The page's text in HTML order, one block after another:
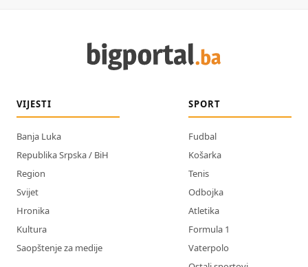
VIJESTI
Banja Luka
Republika Srpska / BiH
Region
Svijet
Hronika
Kultura
Saopštenje za medije
SPORT
Fudbal
Košarka
Tenis
Odbojka
Atletika
Formula 1
Vaterpolo